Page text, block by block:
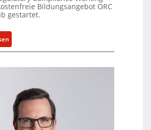
e
Z
h
l
m
Bildungsangebot ORC
gestartet.
:
N
W